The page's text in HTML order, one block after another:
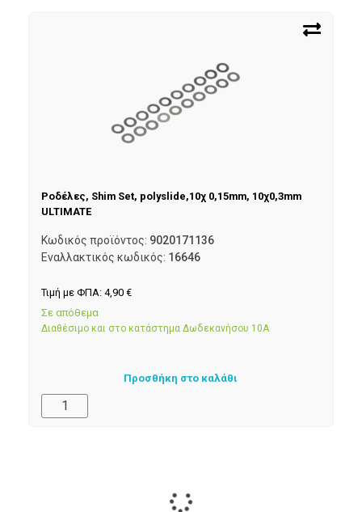
Ροδέλες, Shim Set, polyslide,10χ 0,15mm, 10χ0,3mm
ULTIMATE
Κωδικός προϊόντος: 9020171136
Εναλλακτικός κωδικός: 16646
Τιμή με ΦΠΑ: 4,90 €
Σε απόθεμα
Διαθέσιμο και στο κατάστημα Δωδεκανήσου 10Α
Προσθήκη στο καλάθι